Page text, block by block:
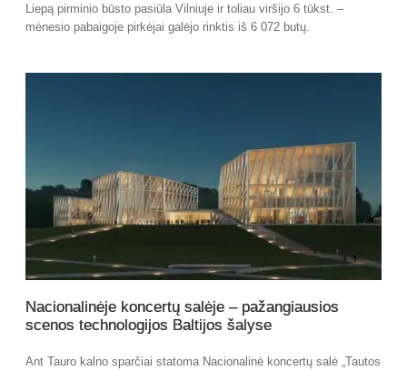
Liepą pirminio būsto pasiūla Vilniuje ir toliau viršijo 6 tūkst. –
mėnesio pabaigoje pirkėjai galėjo rinktis iš 6 072 butų.
Nacionalinėje koncertų salėje – pažangiausios
scenos technologijos Baltijos šalyse
Ant Tauro kalno sparčiai statoma Nacionalinė koncertų salė „Tautos